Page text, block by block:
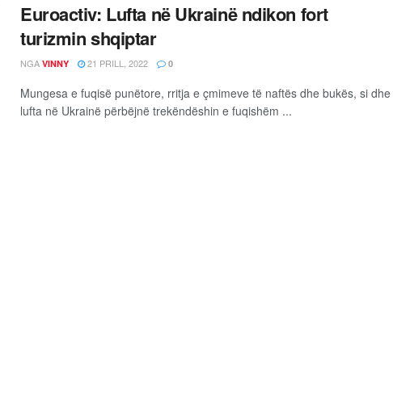
Euroactiv: Lufta në Ukrainë ndikon fort
turizmin shqiptar
NGA VINNY 21 PRILL, 2022 0
Mungesa e fuqisë punëtore, rritja e çmimeve të naftës dhe bukës, si dhe
lufta në Ukrainë përbëjnë trekëndëshin e fuqishëm ...